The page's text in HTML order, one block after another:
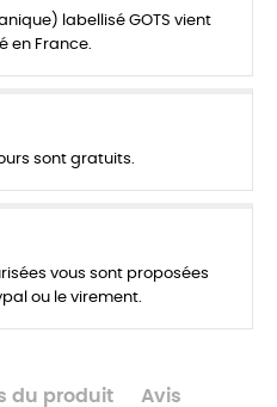
labellisé GOTS vient
en France.
sont gratuits.
vous sont proposées
ou le virement.
du produit Avis